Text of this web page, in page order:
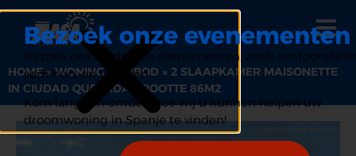
HOME»WONING AANBOD » 2 SLAAPKAMER MAISONETTE
IN CIUDAD QUESADA GROOTTE 86M2
Bezoek onze evenementen
Bezoek ons op diverse evenementen, zoals
seminars en beurzen.
Kom langs en ontdek hoe wij u kunnen helpen uw
droomwoning in Spanje te vinden!